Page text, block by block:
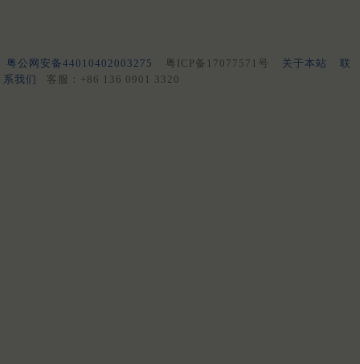
粤公网安备44010402003275 粤ICP备17077571号 关于本站
联
系我们
客服：+86 136 0901 3320